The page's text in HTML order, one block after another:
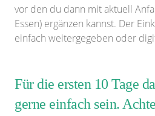
vor den du dann mit aktuell
Essen) ergänzen kannst. Der
einfach weitergegeben oder
Für die ersten 10 Tage
gerne einfach sein.